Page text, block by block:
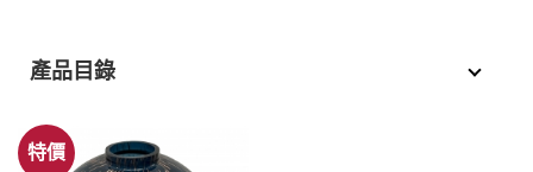
購買訂單 *淨金額未滿 HK $ 500，需另加 HK$ 50
產品目錄
特價